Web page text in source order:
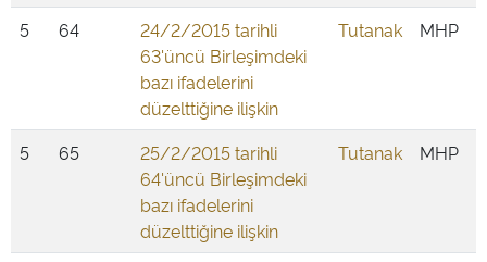
5 64
24/2/2015 tarihli
63'üncü Birleşimdeki
bazı ifadelerini
düzelttiğine ilişkin
Tutanak MHP
5 65
25/2/2015 tarihli
64'üncü Birleşimdeki
bazı ifadelerini
düzelttiğine ilişkin
Tutanak MHP